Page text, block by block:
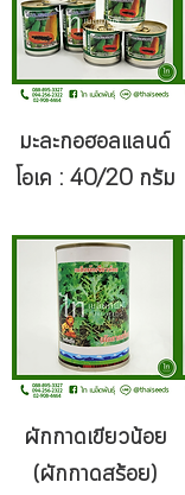
มะละกอฮอลแลนด์
โอเค : 40/20 กรัม
ผักกาดเขียวน้อย
(ผักกาดสร้อย)